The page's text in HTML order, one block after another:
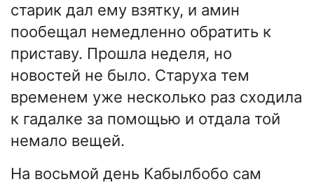
старик дал ему взятку, и амин
пообещал немедленно обратить к
приставу. Прошла неделя, но
новостей не было. Старуха тем
временем уже несколько раз сходила
к гадалке за помощью и отдала той
немало вещей.
На восьмой день Кабылбобо сам